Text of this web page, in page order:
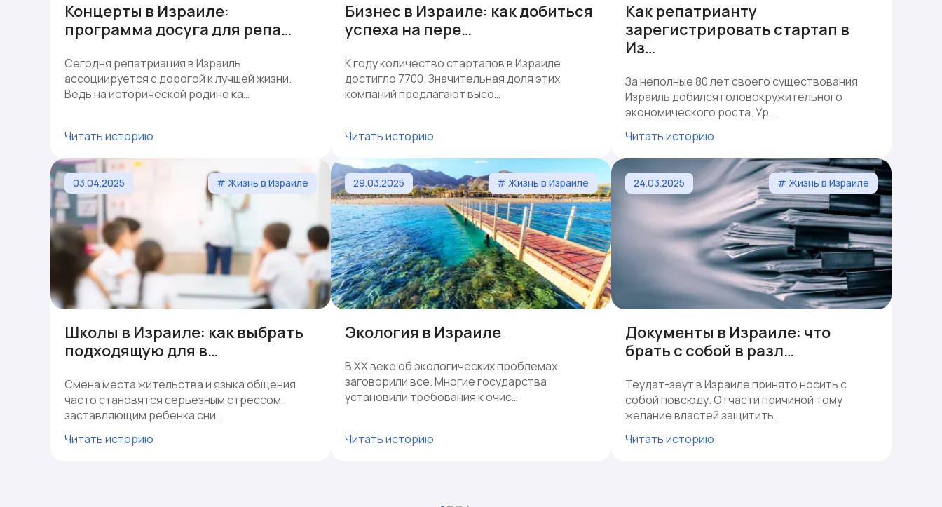
Концерты в Израиле:
программа досуга для репа…
Сегодня репатриация в Израиль
ассоциируется с дорогой к лучшей жизни.
Ведь на исторической родине ка…
Читать историю
Бизнес в Израиле: как добиться
успеха на пере…
К году количество стартапов в Израиле
достигло 7700. Значительная доля этих
компаний предлагают высо…
Читать историю
Как репатрианту
зарегистрировать стартап в
Из…
За неполные 80 лет своего существования
Израиль добился головокружительного
экономического роста. Ур…
Читать историю
03.04.2025 # Жизнь в Израиле
Школы в Израиле: как выбрать
подходящую для в…
Смена места жительства и языка общения
часто становятся серьезным стрессом,
заставляющим ребенка сни…
Читать историю
29.03.2025 # Жизнь в Израиле
Экология в Израиле
В ХХ веке об экологических проблемах
заговорили все. Многие государства
установили требования к очис…
Читать историю
24.03.2025 # Жизнь в Израиле
Документы в Израиле: что
брать с собой в разл…
Теудат-зеут в Израиле принято носить с
собой повсюду. Отчасти причиной тому
желание властей защитить…
Читать историю